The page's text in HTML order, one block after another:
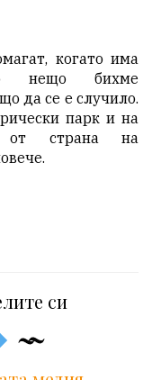
когато има
нещо бихме
да се е случило.
парк и на
от страна на
си